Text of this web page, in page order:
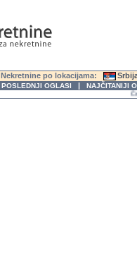
Nekretnine po lokacijama:
POSLEDNJI OGLASI | NAJČITANIJI